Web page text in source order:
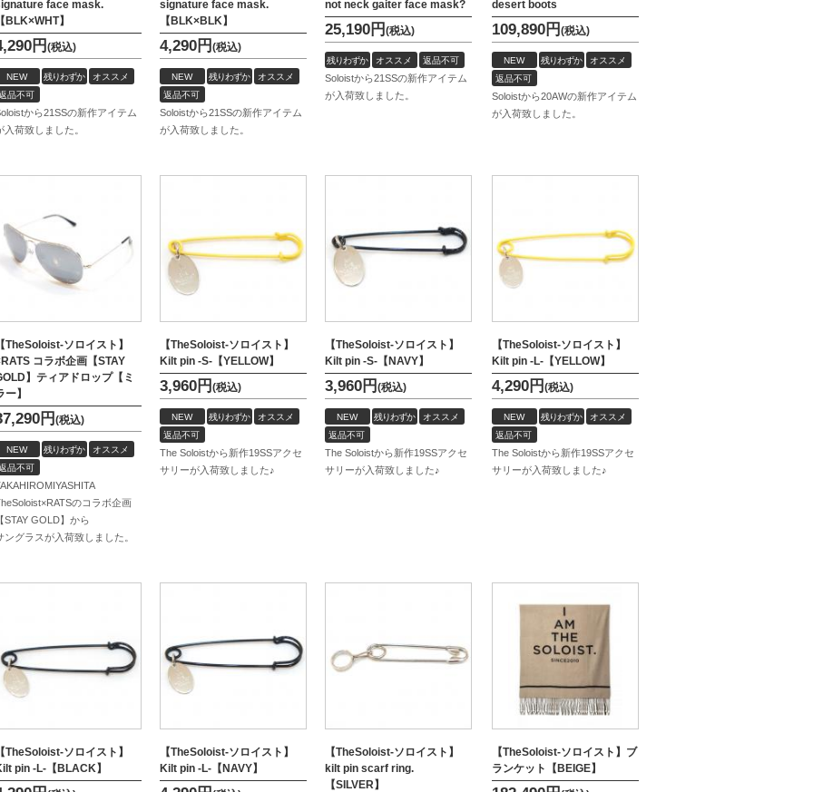
face mask.
BLK×WHT】
円 (税込)
NEW 残りわずか
オススメ
品不可
から21SSの新作アイテム
入荷致しました。
signature face mask.
【BLK×BLK】
4,290円 (税込)
NEW 残りわずか
オススメ
返品不可
Soloistから21SSの新作アイテム
が入荷致しました。
not neck gaiter face mask?
25,190円 (税込)
残りわずか オススメ 返品不可
Soloistから21SSの新作アイテム
が入荷致しました。
desert boots
109,890円 (税込)
NEW 残りわずか
オススメ
返品不可
Soloistから20AWの新作アイテム
が入荷致しました。
TheSoloist-ソロイスト】
コラボ企画【STAY
】ティアドロップ【ミ
ー】
円 (税込)
NEW 残りわずか
オススメ
品不可
のコラボ企画
STAY GOLD】から
ングラスが入荷致しました。
【TheSoloist-ソロイスト】
Kilt pin -S-【YELLOW】
3,960円 (税込)
NEW 残りわずか
オススメ
返品不可
The Soloistから新作19SSアクセ
サリーが入荷致しました♪
【TheSoloist-ソロイスト】
Kilt pin -S-【NAVY】
3,960円 (税込)
NEW 残りわずか
オススメ
返品不可
The Soloistから新作19SSアクセ
サリーが入荷致しました♪
【TheSoloist-ソロイスト】
Kilt pin -L-【YELLOW】
4,290円 (税込)
NEW 残りわずか
オススメ
返品不可
The Soloistから新作19SSアクセ
サリーが入荷致しました♪
TheSoloist-ソロイスト】
pin -L-【BLACK】
【TheSoloist-ソロイスト】
Kilt pin -L-【NAVY】
【TheSoloist-ソロイスト】
kilt pin scarf ring.
【SILVER】
【TheSoloist-ソロイスト】ブ
ランケット【BEIGE】